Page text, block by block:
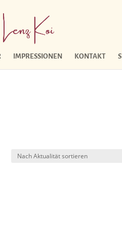
IMPRESSIONEN KONTAKT